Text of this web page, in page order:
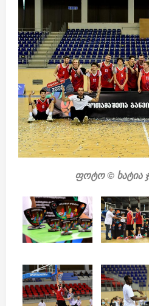
ფოტო © ხატია